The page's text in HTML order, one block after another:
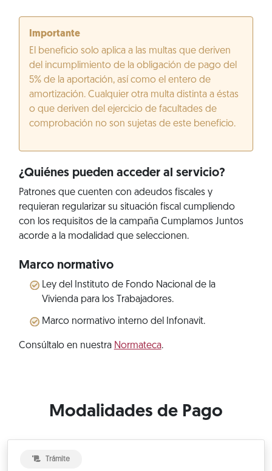
Importante
El beneficio solo aplica a las multas que deriven
del incumplimiento de la obligación de pago del
5% de la aportación, así como el entero de
amortización. Cualquier otra multa distinta a éstas
o que deriven del ejercicio de facultades de
comprobación no son sujetas de este beneficio.
¿Quiénes pueden acceder al servicio?
Patrones que cuenten con adeudos fiscales y
requieran regularizar su situación fiscal cumpliendo
con los requisitos de la campaña Cumplamos Juntos
acorde a la modalidad que seleccionen.
Marco normativo
Ley del Instituto de Fondo Nacional de la
Vivienda para los Trabajadores.
Marco normativo interno del Infonavit.
Consúltalo en nuestra Normateca.
Modalidades de Pago
Trámite